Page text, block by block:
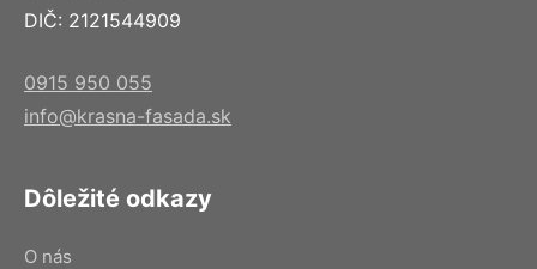
DIČ: 2121544909
0915 950 055
info@krasna-fasada.sk
Dôležité odkazy
O nás